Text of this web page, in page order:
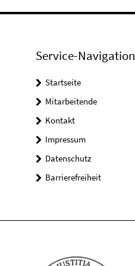
Service-Navigation
Startseite
Mitarbeitende
Kontakt
Impressum
Datenschutz
Barrierefreiheit